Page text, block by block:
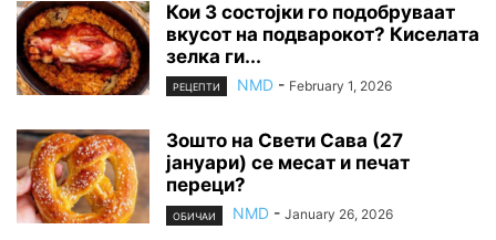
Кои 3 состојки го подобруваат
вкусот на подварокот? Киселата
зелка ги...
РЕЦЕПТИ NMD - February 1, 2026
Зошто на Свети Сава (27
јануари) се месат и печат
переци?
ОБИЧАИ NMD - January 26, 2026